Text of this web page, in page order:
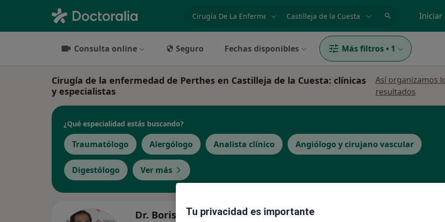
especialidad, enfermedad o nombre Iniciar
Consulta online Seguro Fechas disponibles Más filtros • 1
Cirugía de la enfermedad de Perthes en Castilleja de la Cuesta: clínicas
y especialistas
Así organizamos
resultados
¿Qué especialidad estás buscando?
Traumatólogo Alergólogo Analista clínico Angiólogo y cirujano vascular
Digestólogo Ver más
Dr. Boris García Benitez
La reserva de cita online no está
Tu privacidad es importante